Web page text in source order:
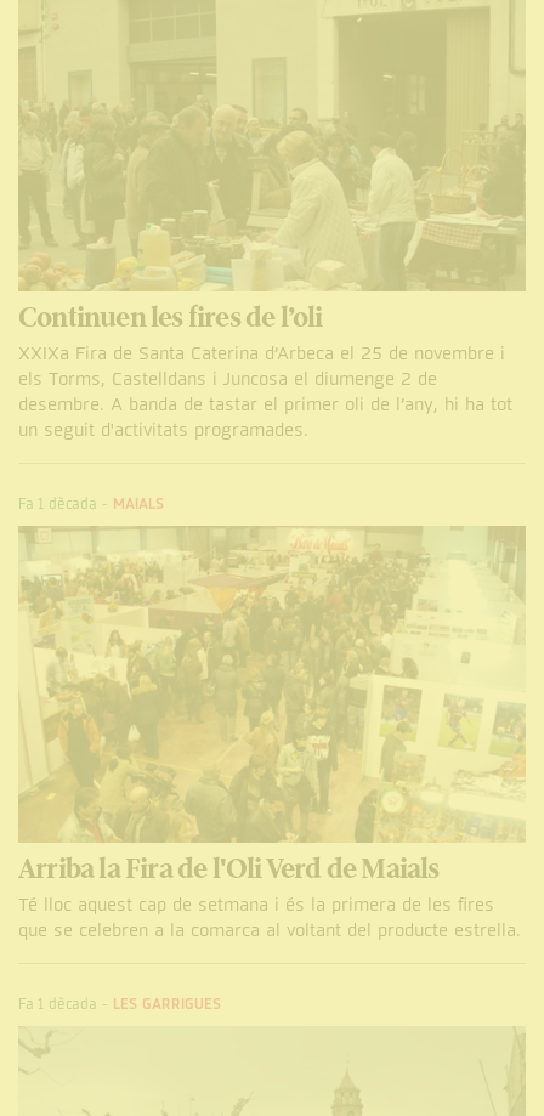
Continuen les fires de l’oli
XXIXa Fira de Santa Caterina d’Arbeca el 25 de novembre i
els Torms, Castelldans i Juncosa el diumenge 2 de
desembre. A banda de tastar el primer oli de l’any, hi ha tot
un seguit d'activitats programades.
Fa 1 dècada - MAIALS
Arriba la Fira de l'Oli Verd de Maials
Té lloc aquest cap de setmana i és la primera de les fires
que se celebren a la comarca al voltant del producte estrella.
Fa 1 dècada - LES GARRIGUES